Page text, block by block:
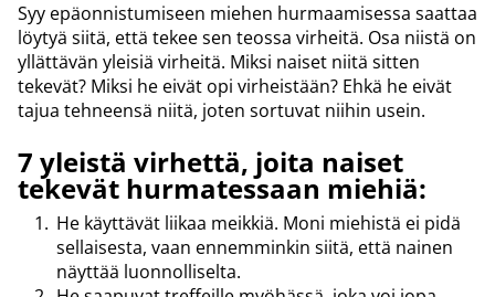
Syy epäonnistumiseen miehen hurmaamisessa saattaa
löytyä siitä, että tekee sen teossa virheitä. Osa niistä on
yllättävän yleisiä virheitä. Miksi naiset niitä sitten
tekevät? Miksi he eivät opi virheistään? Ehkä he eivät
tajua tehneensä niitä, joten sortuvat niihin usein.
7 yleistä virhettä, joita naiset
tekevät hurmatessaan miehiä:
He käyttävät liikaa meikkiä. Moni miehistä ei pidä
sellaisesta, vaan ennemminkin siitä, että nainen
näyttää luonnolliselta.